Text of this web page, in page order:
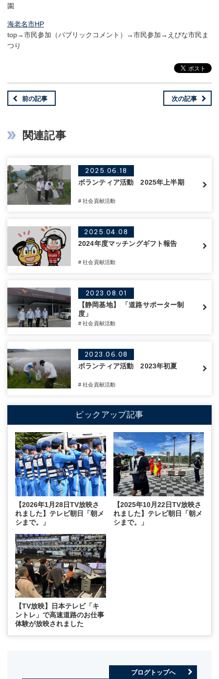
園
海老名市HP
top→市民参加（パブリックコメント）→市民参加→えびな市民ま
つり
前の記事 次の記事
関連記事
2025.06.18
ボランティア活動 2025年上半期
# 社会貢献活動
2025.04.08
2024年度マッチングギフト報告
# 社会貢献活動
2023.08.01
【静岡基地】 「道路サポーター制
度」
# 社会貢献活動
2023.06.08
ボランティア活動 2023年初夏
# 社会貢献活動
ピックアップ記事
【2026年1月28日TV放映さ
れました】テレビ朝日「朝メ
シまで。」
【2025年10月22日TV放映さ
れました】テレビ朝日「朝メ
シまで。」
【TV放映】日本テレビ「キ
ントレ」で高速道路のお仕事
体験が放映されました
ブログトップへ